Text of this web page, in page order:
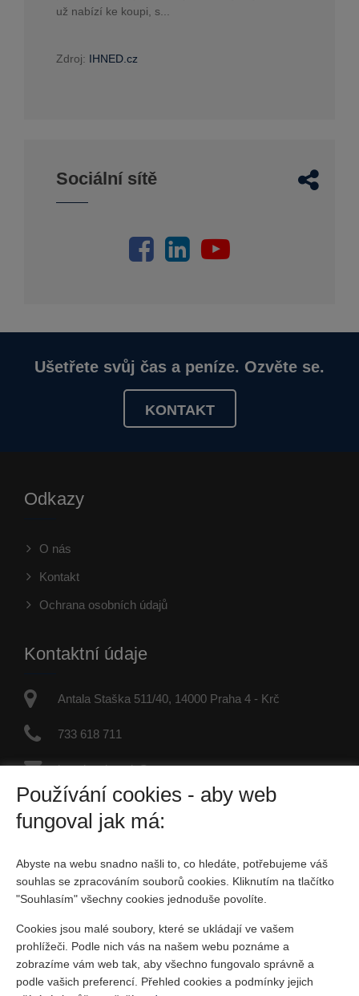
už nabízí ke koupi, s...
Zdroj: IHNED.cz
Sociální sítě
Ušetřete svůj čas a peníze. Ozvěte se.
KONTAKT
Odkazy
O nás
Kontakt
Ochrana osobních údajů
Kontaktní údaje
Antala Staška 511/40, 14000 Praha 4 - Krč
733 618 711
jaroslav.dvorak@re-max.cz
IČO: 45877246
Fyzická osoba zapsaná v živnostenském rejstříku
Sociální sítě
Používání cookies - aby web
fungoval jak má:
Abyste na webu snadno našli to, co hledáte, potřebujeme váš
souhlas se zpracováním souborů cookies. Kliknutím na tlačítko
"Souhlasím" všechny cookies jednoduše povolíte.
Cookies jsou malé soubory, které se ukládají ve vašem
prohlížeči. Podle nich vás na našem webu poznáme a
zobrazíme vám web tak, aby všechno fungovalo správně a
podle vašich preferencí. Přehled cookies a podmínky jejich